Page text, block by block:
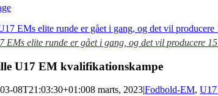
EMs elite runde er gået i gang, og det vil producere
U17 EM kvalifikationskampe
08T21:03:30+01:008 marts, 2023|Fodbold-EM,